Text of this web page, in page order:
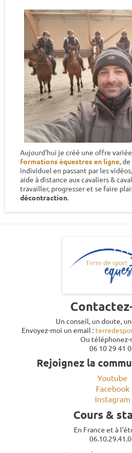
Aujourd'hui je créé une offre
formations équestres en ligne,
individuel en passant par les
aide à distance aux cavaliers &
travailler, progresser et se faire
décontraction.
Un conseil, un doute,
Envoyez-moi un email :
Ou téléphonez-
06 10 29 41
Rejoignez la
Youtube
Facebook
Instagram
Cours &
En France et à